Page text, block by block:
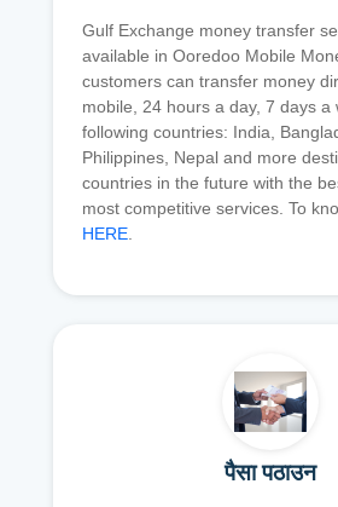
Gulf Exchange money transfer
available in Ooredoo Mobile
customers can transfer money
mobile, 24 hours a day, 7 days a
following countries: India,
Philippines, Nepal and more
countries in the future with the
most competitive services. To
HERE.
पैसा पठाउन